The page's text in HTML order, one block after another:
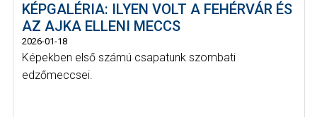
KÉPGALÉRIA: ILYEN VOLT A FEHÉRVÁR ÉS
AZ AJKA ELLENI MECCS
2026-01-18
Képekben első számú csapatunk szombati
edzőmeccsei.